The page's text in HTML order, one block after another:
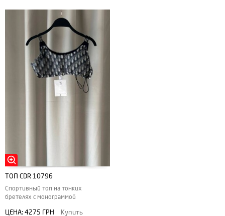
ТОП CDR 10796
Спортивный топ на тонких
бретелях с монограммой
ЦЕНА: 4275 ГРН Купить